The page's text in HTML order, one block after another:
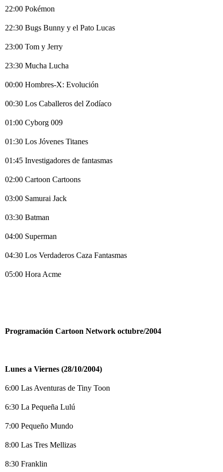
22:00 Pokémon
22:30 Bugs Bunny y el Pato Lucas
23:00 Tom y Jerry
23:30 Mucha Lucha
00:00 Hombres-X: Evolución
00:30 Los Caballeros del Zodíaco
01:00 Cyborg 009
01:30 Los Jóvenes Titanes
01:45 Investigadores de fantasmas
02:00 Cartoon Cartoons
03:00 Samurai Jack
03:30 Batman
04:00 Superman
04:30 Los Verdaderos Caza Fantasmas
05:00 Hora Acme
Programación Cartoon Network octubre/2004
Lunes a Viernes (28/10/2004)
6:00 Las Aventuras de Tiny Toon
6:30 La Pequeña Lulú
7:00 Pequeño Mundo
8:00 Las Tres Mellizas
8:30 Franklin